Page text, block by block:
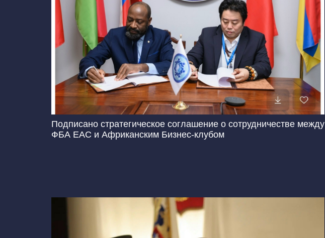
Подписано стратегическое соглашение о сотрудничестве между
ФБА ЕАС и Африканским Бизнес-клубом